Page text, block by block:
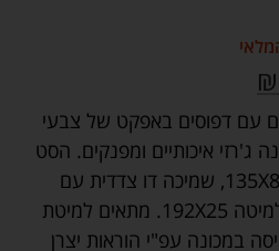
₪
עם דפוסים באפקט של צבעי
ג'רזי איכותיים ומפנקים. הסט
כולל: סדין למיטת תינוק 135X80, שמיכה דו צדדית עם
מילוי 115X85, מגן ראש למיטה 192X25. מתאים למיטת
במכונה עפ"י הוראות יצרן